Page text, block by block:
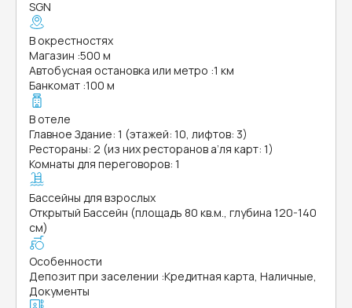
SGN
В окрестностях
Магазин :500 м
Автобусная остановка или метро :1 км
Банкомат :100 м
В отеле
Главное Здание: 1 (этажей: 10, лифтов: 3)
Рестораны: 2 (из них ресторанов а’ля карт: 1)
Комнаты для переговоров: 1
Бассейны для взрослых
Открытый Бассейн (площадь 80 кв.м., глубина 120-140
см)
Особенности
Депозит при заселении :Кредитная карта, Наличные,
Документы